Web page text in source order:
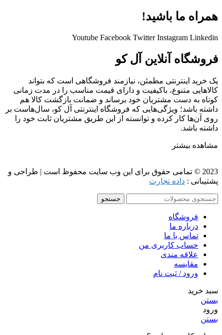
همراه ما باشید!
Youtube Facebook Twitter Instagram Linkedin
فروشگاه آنلاین آل کو
یک خرید اینترنتی مطمئن، نیازمند فروشگاهی است که بتواند
کالاهایی متنوع، باکیفیت و دارای قیمت مناسب را در مدت زمانی
کوتاه به دست مشتریان خود برساند و ضمانت بازگشت کالا هم
داشته باشد؛ ویژگی‌هایی که فروشگاه اینترنتی آل کو، سال‌هاست بر
روی آن‌ها کار کرده و توانسته از این طریق مشتریان ثابت خود را
داشته باشد.
مشاهده بیشتر
2023 © تمامی حقوق برای این وب سایت محفوظ است | طراحی و
پشتیبانی : داده تجارت
جستجو
فروشگاه
درباره ما
تماس با ما
حساب کاربری من
علاقه مندی
مقايسه
ورود / ثبت نام
سبد خرید
بستن
ورود
بستن